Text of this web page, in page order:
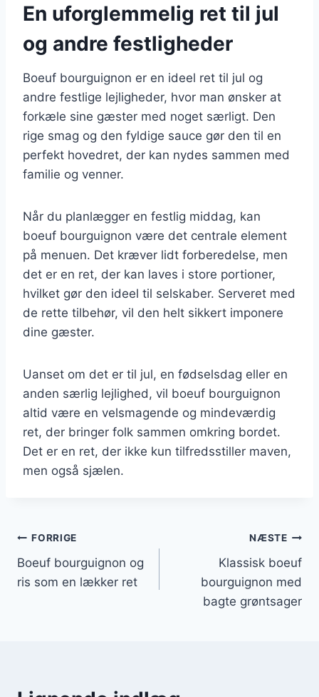
En uforglemmelig ret til jul
og andre festligheder
Boeuf bourguignon er en ideel ret til jul og
andre festlige lejligheder, hvor man ønsker at
forkæle sine gæster med noget særligt. Den
rige smag og den fyldige sauce gør den til en
perfekt hovedret, der kan nydes sammen med
familie og venner.
Når du planlægger en festlig middag, kan
boeuf bourguignon være det centrale element
på menuen. Det kræver lidt forberedelse, men
det er en ret, der kan laves i store portioner,
hvilket gør den ideel til selskaber. Serveret med
de rette tilbehør, vil den helt sikkert imponere
dine gæster.
Uanset om det er til jul, en fødselsdag eller en
anden særlig lejlighed, vil boeuf bourguignon
altid være en velsmagende og mindeværdig
ret, der bringer folk sammen omkring bordet.
Det er en ret, der ikke kun tilfredsstiller maven,
men også sjælen.
Indlægsnavigation
FORRIGE
Boeuf bourguignon og
ris som en lækker ret
NÆSTE
Klassisk boeuf
bourguignon med
bagte grøntsager